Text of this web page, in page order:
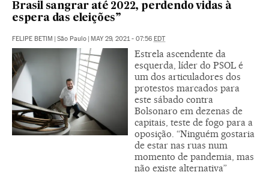
Brasil sangrar até 2022, perdendo vidas à
espera das eleições”
FELIPE BETIM | São Paulo | MAY 29, 2021 - 07:56 EDT
Estrela ascendente da
esquerda, líder do PSOL é
um dos articuladores dos
protestos marcados para
este sábado contra
Bolsonaro em dezenas de
capitais, teste de fogo para a
oposição. “Ninguém gostaria
de estar nas ruas num
momento de pandemia, mas
não existe alternativa”